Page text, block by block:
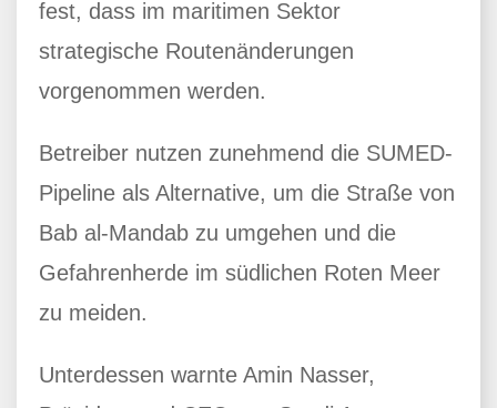
fest, dass im maritimen Sektor
strategische Routenänderungen
vorgenommen werden.
Betreiber nutzen zunehmend die SUMED-
Pipeline als Alternative, um die Straße von
Bab al-Mandab zu umgehen und die
Gefahrenherde im südlichen Roten Meer
zu meiden.
Unterdessen warnte Amin Nasser,